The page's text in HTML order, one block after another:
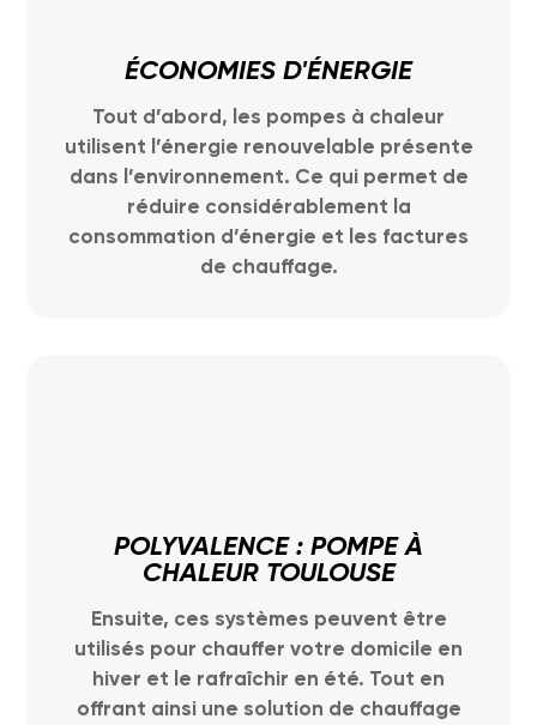
ÉCONOMIES D'ÉNERGIE
Tout d’abord, les pompes à chaleur
utilisent l’énergie renouvelable présente
dans l’environnement. Ce qui permet de
réduire considérablement la
consommation d’énergie et les factures
de chauffage.
POLYVALENCE : POMPE À
CHALEUR TOULOUSE
Ensuite, ces systèmes peuvent être
utilisés pour chauffer votre domicile en
hiver et le rafraîchir en été. Tout en
offrant ainsi une solution de chauffage